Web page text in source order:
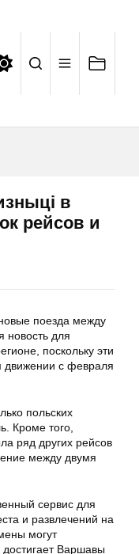
в
рейсов и
поезда между
новость для
поскольку эти
движении с февраля
польских
Кроме того,
ряд других рейсов
между двумя
сервис для
и развлечений на
могут
Варшавы